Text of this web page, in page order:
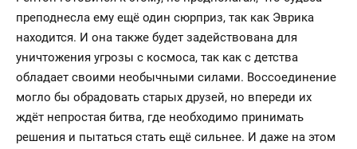
преподнесла ему ещё один сюрприз, так как Эврика
находится. И она также будет задействована для
уничтожения угрозы с космоса, так как с детства
обладает своими необычными силами. Воссоединение
могло бы обрадовать старых друзей, но впереди их
ждёт непростая битва, где необходимо принимать
решения и пытаться стать ещё сильнее. И даже на этом